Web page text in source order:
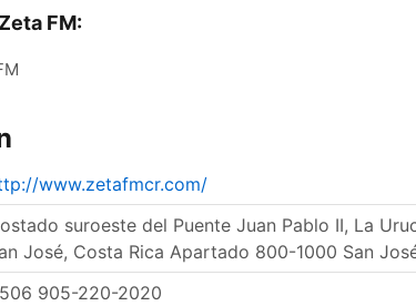
FM:
www.zetafmcr.com/
suroeste del Puente Juan Pablo II, La
José, Costa Rica Apartado 800-1000 San
905-220-2020